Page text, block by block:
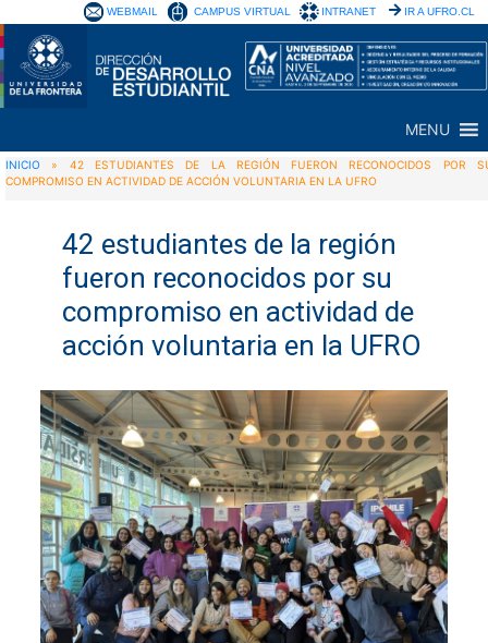
WEBMAIL CAMPUS VIRTUAL INTRANET IR A UFRO.CL
MENU
INICIO » 42 ESTUDIANTES DE LA REGIÓN FUERON RECONOCIDOS POR
COMPROMISO EN ACTIVIDAD DE ACCIÓN VOLUNTARIA EN LA UFRO
42 estudiantes de la región
fueron reconocidos por su
compromiso en actividad de
acción voluntaria en la UFRO